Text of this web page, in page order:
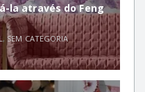
la através do Feng
,SEM CATEGORIA